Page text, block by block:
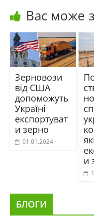
Вас може
Зерновози
від США
допоможуть
Україні
експортуват
и зерно
01.01.2024
які
и
БЛОГИ